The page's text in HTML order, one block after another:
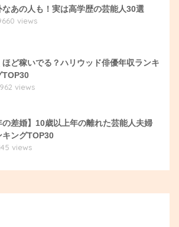
なあの人も！実は高学歴の芸能人30選
views
ほど稼いでる？ハリウッド俳優年収ランキ
TOP30
views
の差婚】10歳以上年の離れた芸能人夫婦
キングTOP30
views